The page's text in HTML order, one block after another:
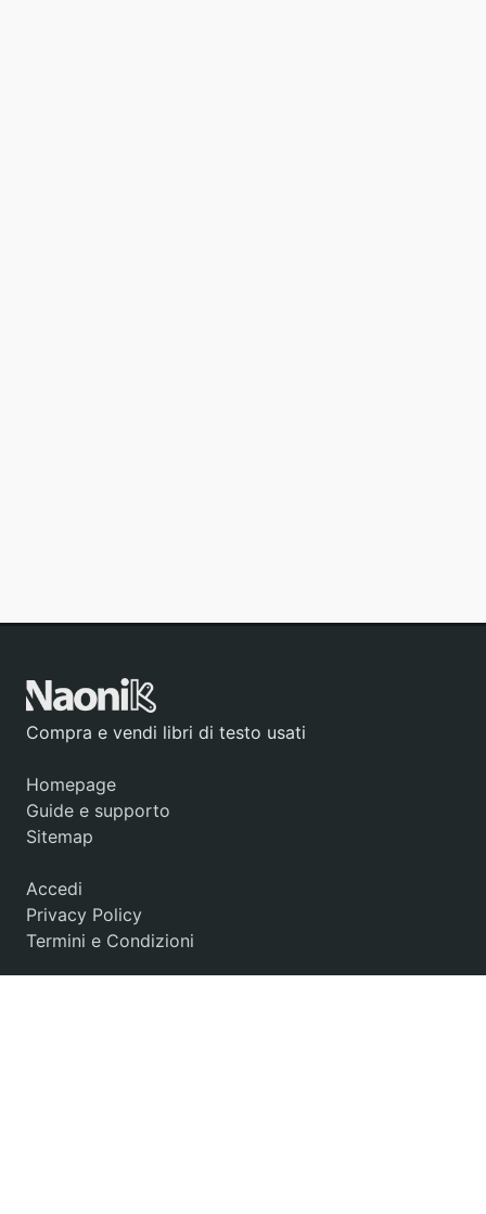
Compra e vendi libri di testo usati
Homepage
Guide e supporto
Sitemap
Accedi
Privacy Policy
Termini e Condizioni